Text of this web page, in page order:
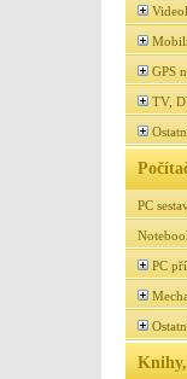
GPS
TV,
PC
PC